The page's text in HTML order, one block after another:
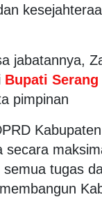
jabatannya,
Bupati Serang
pimpinan
secara
tugas